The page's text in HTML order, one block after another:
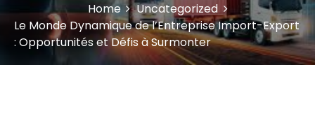
Home
Uncategorized
Le Monde Dynamique de l’Entreprise Import-Export
: Opportunités et Défis à Surmonter